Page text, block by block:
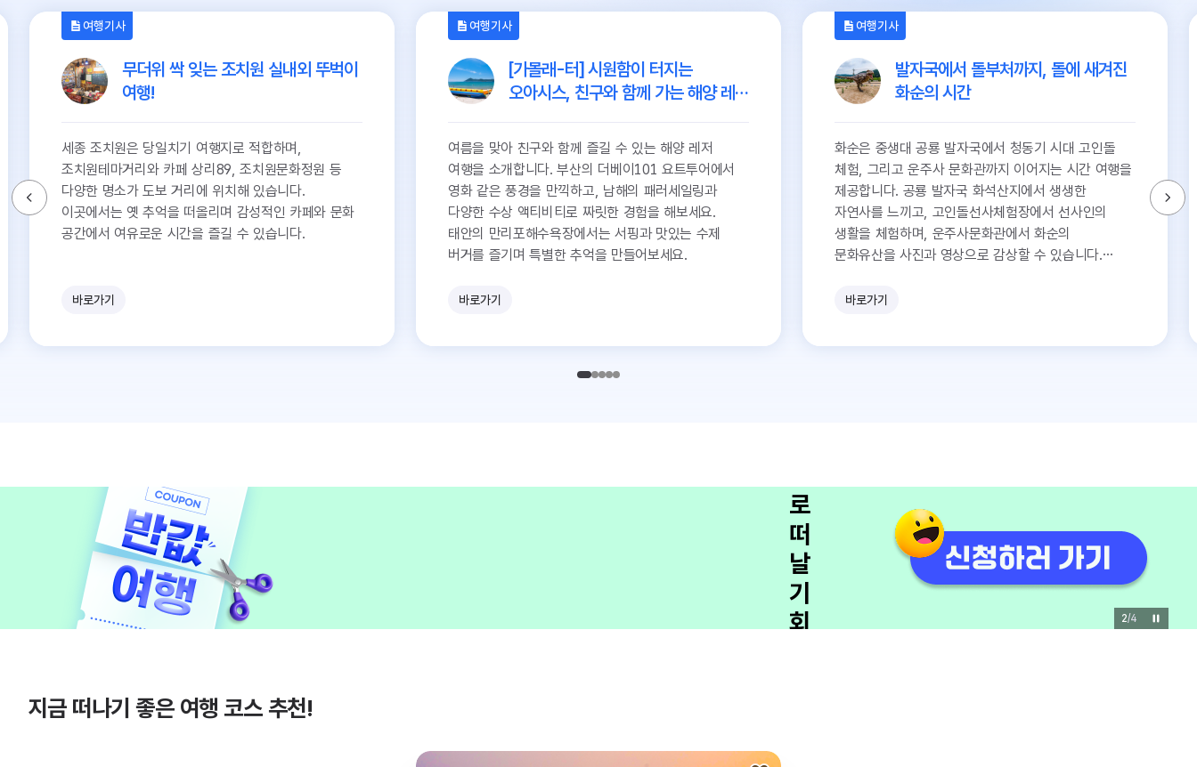
여행기사
무더위 싹 잊는 조치원 실내외 뚜벅이
여행!
세종 조치원은 당일치기 여행지로 적합하며,
조치원테마거리와 카페 상리89, 조치원문화정원 등
다양한 명소가 도보 거리에 위치해 있습니다.
이곳에서는 옛 추억을 떠올리며 감성적인 카페와 문화
공간에서 여유로운 시간을 즐길 수 있습니다.
바로가기
여행기사
[가볼래-터] 시원함이 터지는
오아시스, 친구와 함께 가는 해양 레저
여름을 맞아 친구와 함께 즐길 수 있는 해양 레저
여행을 소개합니다. 부산의 더베이101 요트투어에서
영화 같은 풍경을 만끽하고, 남해의 패러세일링과
다양한 수상 액티비티로 짜릿한 경험을 해보세요.
태안의 만리포해수욕장에서는 서핑과 맛있는 수제
버거를 즐기며 특별한 추억을 만들어보세요.
바로가기
여행기사
발자국에서 돌부처까지, 돌에 새겨진
화순의 시간
화순은 중생대 공룡 발자국에서 청동기 시대 고인돌
체험, 그리고 운주사 문화관까지 이어지는 시간 여행을
제공합니다. 공룡 발자국 화석산지에서 생생한
자연사를 느끼고, 고인돌선사체험장에서 선사인의
생활을 체험하며, 운주사문화관에서 화순의
문화유산을 사진과 영상으로 감상할 수 있습니다.
바로가기
쾌
을
3/4
지금 떠나기 좋은 여행 코스 추천!